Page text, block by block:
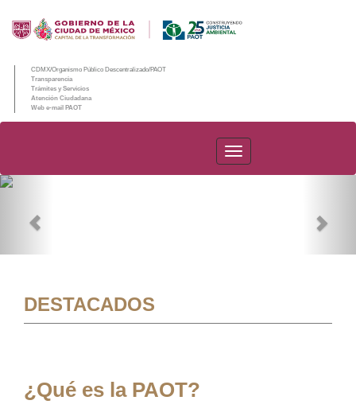
CDMX/Organismo Público Descentralizado/PAOT
Transparencia
Trámites y Servicios
Atención Ciudadana
Web e-mail PAOT
PAOT
DESTACADOS
¿Qué es la PAOT?